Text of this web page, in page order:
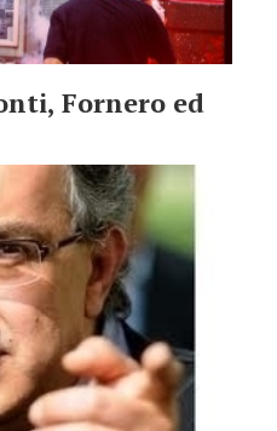
Fornero ed